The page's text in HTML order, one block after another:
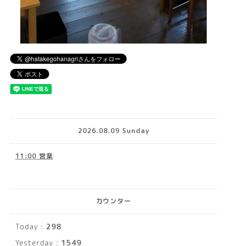
2026.08.09 Sunday
11:00 営業
カウンター
Today : 298
Yesterday : 1549